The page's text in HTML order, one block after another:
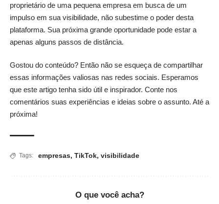
proprietário de uma pequena empresa em busca de um
impulso em sua visibilidade, não subestime o poder desta
plataforma. Sua próxima grande oportunidade pode estar a
apenas alguns passos de distância.
Gostou do conteúdo? Então não se esqueça de compartilhar
essas informações valiosas nas redes sociais. Esperamos
que este artigo tenha sido útil e inspirador. Conte nos
comentários suas experiências e ideias sobre o assunto. Até a
próxima!
Tags: empresas, TikTok, visibilidade
O que você acha?